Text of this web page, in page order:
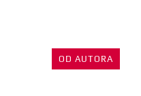
OD AUTORA